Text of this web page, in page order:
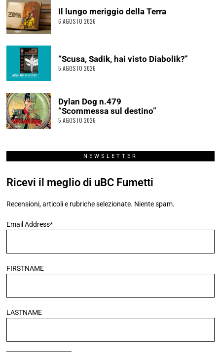
Il lungo meriggio della Terra
6 AGOSTO 2026
“Scusa, Sadik, hai visto Diabolik?”
5 AGOSTO 2026
Dylan Dog n.479
“Scommessa sul destino”
5 AGOSTO 2026
NEWSLETTER
Ricevi il meglio di uBC Fumetti
Recensioni, articoli e rubriche selezionate. Niente spam.
Email Address*
FIRSTNAME
LASTNAME